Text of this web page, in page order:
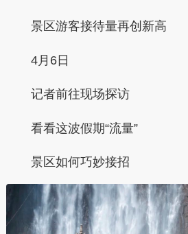
景区游客接待量再创新高
4月6日
记者前往现场探访
看看这波假期“流量”
景区如何巧妙接招